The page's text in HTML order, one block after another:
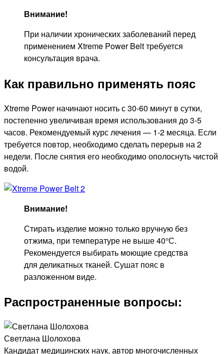
Внимание!
При наличии хронических заболеваний перед
применением Xtreme Power Belt требуется
консультация врача.
Как правильно применять пояс
Xtreme Power начинают носить с 30-60 минут в сутки,
постепенно увеличивая время использования до 3-5
часов. Рекомендуемый курс лечения — 1-2 месяца. Если
требуется повтор, необходимо сделать перерыв на 2
недели. После снятия его необходимо ополоснуть чистой
водой.
Внимание!
Стирать изделие можно только вручную без
отжима, при температуре не выше 40°С.
Рекомендуется выбирать моющие средства
для деликатных тканей. Сушат пояс в
разложенном виде.
Распространенные вопросы:
Светлана Шолохова
Кандидат медицинских наук, автор многочисленных